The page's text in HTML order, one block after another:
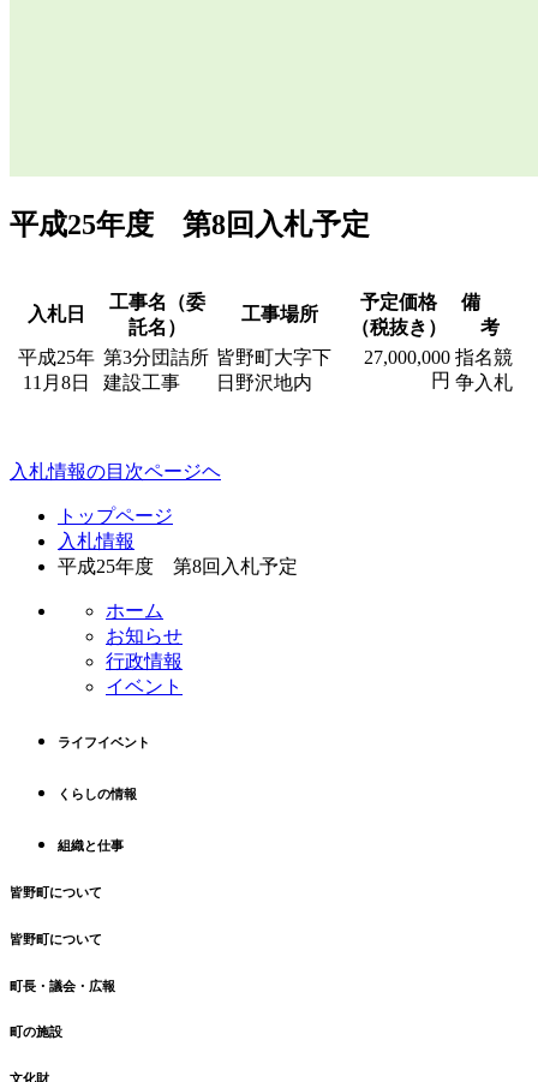
平成25年度 第8回入札予定
入札日
工事名（委
託名）
工事場所
予定価格
（税抜き）
備
考
平成25年
11月8日
第3分団詰所
建設工事
皆野町大字下
日野沢地内
27,000,000
円
指名競
争入札
入札情報の目次ページヘ
トップページ
入札情報
平成25年度 第8回入札予定
ホーム
お知らせ
行政情報
イベント
ライフイベント
くらしの情報
組織と仕事
皆野町について
皆野町について
町長・議会・広報
町の施設
文化財